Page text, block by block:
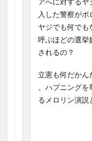
入した警察がボ
ヤジでも何でも
呼ぶほどの選挙
されるの？
立憲も何だかん
。ハプニング
るメロリン演説